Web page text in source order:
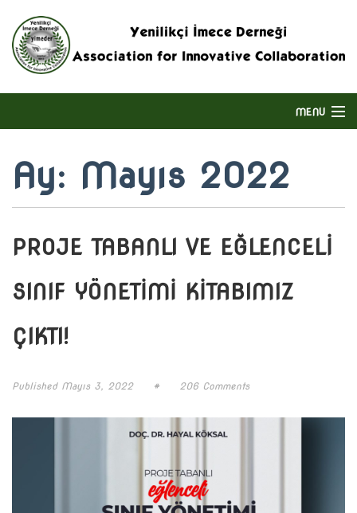
MENU
HAKKIMIZDA
DERNEĞIN FAALIYET ALANI
BIZE ULAŞIN
Ay: Mayıs 2022
PROJE TABANLI VE EĞLENCELİ
SINIF YÖNETİMİ KİTABIMIZ
ÇIKTI!
Published Mayıs 3, 2022 # 206 Comments